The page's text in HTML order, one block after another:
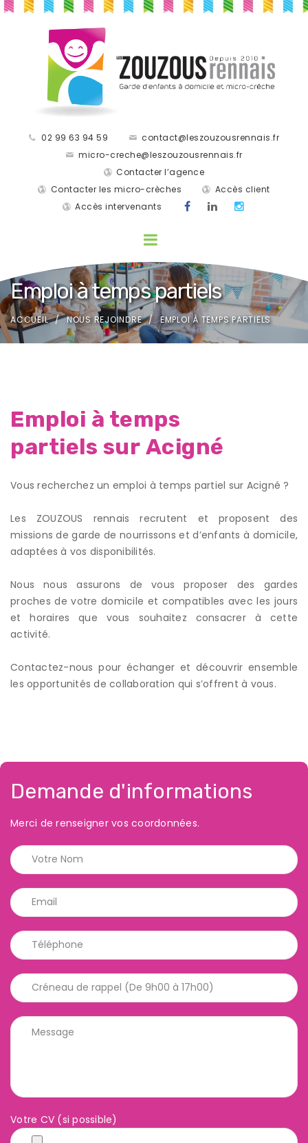
02 99 63 94 59
contact@leszouzousrennais.fr
micro-creche@leszouzousrennais.fr
Contacter l’agence
Contacter les micro-crèches
Accès client
Accès intervenants
Emploi à temps partiels
ACCUEIL NOUS REJOINDRE EMPLOI À TEMPS PARTIELS
Emploi à temps
partiels sur Acigné
Vous recherchez un emploi à temps partiel sur Acigné ?
Les ZOUZOUS rennais recrutent et proposent des
missions de garde de nourrissons et d’enfants à domicile,
adaptées à vos disponibilités.
Nous nous assurons de vous proposer des gardes
proches de votre domicile et compatibles avec les jours
et horaires que vous souhaitez consacrer à cette
activité.
Contactez-nous pour échanger et découvrir ensemble
les opportunités de collaboration qui s’offrent à vous.
Demande d'informations
Merci de renseigner vos coordonnées.
Votre CV (si possible)